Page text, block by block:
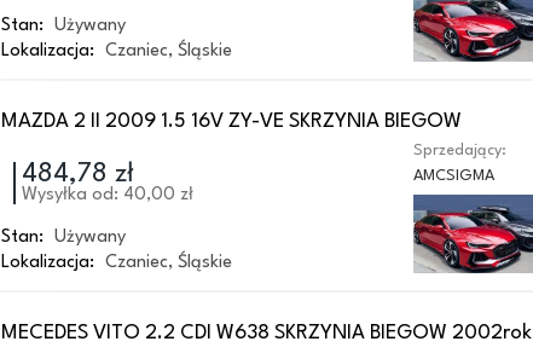
Stan:
Używany
Lokalizacja:
Czaniec, Śląskie
MAZDA 2 II 2009 1.5 16V ZY-VE SKRZYNIA BIEGOW
484,78 zł
Wysyłka od: 40,00 zł
Stan:
Używany
Lokalizacja:
Czaniec, Śląskie
Sprzedający:
AMCSIGMA
MECEDES VITO 2.2 CDI W638 SKRZYNIA BIEGOW 2002rok